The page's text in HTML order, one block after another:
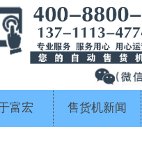
富宏 售货机新闻